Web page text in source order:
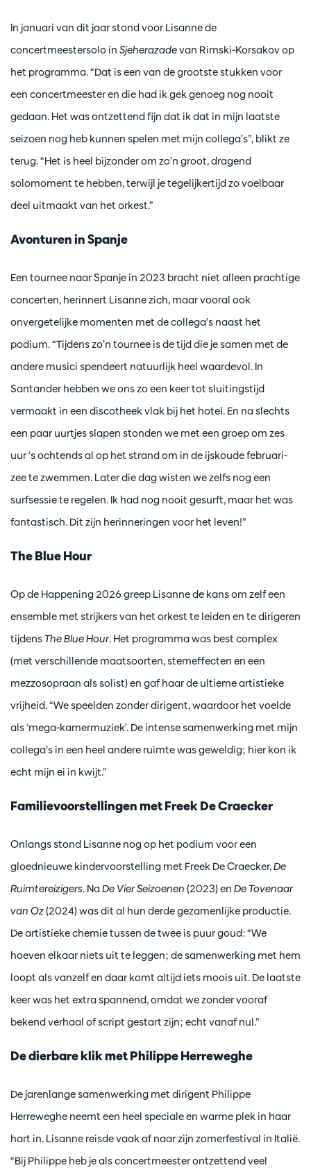
In januari van dit jaar stond voor Lisanne de
concertmeestersolo in Sjeherazadevan Rimski-Korsakov op
het programma. “Dat is een van de grootste stukken voor
een concertmeester en die had ik gek genoeg nog nooit
gedaan. Het was ontzettend fijn dat ik dat in mijn laatste
seizoen nog heb kunnen spelen met mijn collega’s”, blikt ze
terug. “Het is heel bijzonder om zo’n groot, dragend
solomoment te hebben, terwijl je tegelijkertijd zo voelbaar
deel uitmaakt van het orkest.”
Avonturen in Spanje
Een tournee naar Spanje in 2023 bracht niet alleen prachtige
concerten, herinnert Lisanne zich, maar vooral ook
onvergetelijke momenten met de collega’s naast het
podium. “Tijdens zo’n tournee is de tijd die je samen met de
andere musici spendeert natuurlijk heel waardevol. In
Santander hebben we ons zo een keer tot sluitingstijd
vermaakt in een discotheek vlak bij het hotel. En na slechts
een paar uurtjes slapen stonden we met een groep om zes
uur ‘s ochtends al op het strand om in de ijskoude februari-
zee te zwemmen. Later die dag wisten we zelfs nog een
surfsessie te regelen. Ik had nog nooit gesurft, maar het was
fantastisch. Dit zijn herinneringen voor het leven!”
The Blue Hour
Op de Happening 2026 greep Lisanne de kans om zelf een
ensemble met strijkers van het orkest te leiden en te dirigeren
tijdensThe Blue Hour. Het programma was best complex
(met verschillende maatsoorten, stemeffecten en een
mezzosopraan als solist) en gaf haar de ultieme artistieke
vrijheid. “We speelden zonder dirigent, waardoor het voelde
als ‘mega-kamermuziek’. De intense samenwerking met mijn
collega’s in een heel andere ruimte was geweldig; hier kon ik
echt mijn ei in kwijt.”
Familievoorstellingen met Freek De Craecker
Onlangs stond Lisanne nog op het podium voor een
gloednieuwe kindervoorstelling met Freek De Craecker,De
Ruimtereizigers. NaDe Vier Seizoenen (2023) en De Tovenaar
van Oz(2024) was dit al hun derde gezamenlijke productie.
De artistieke chemie tussen de twee is puur goud: “We
hoeven elkaar niets uit te leggen; de samenwerking met hem
loopt als vanzelf en daar komt altijd iets moois uit. De laatste
keer was het extra spannend, omdat we zonder vooraf
bekend verhaal of script gestart zijn; echt vanaf nul.”
De dierbare klik met Philippe Herreweghe
De jarenlange samenwerking met dirigent Philippe
Herreweghe neemt een heel speciale en warme plek in haar
hart in. Lisanne reisde vaak af naar zijn zomerfestival in Italië.
“Bij Philippe heb je als concertmeester ontzettend veel